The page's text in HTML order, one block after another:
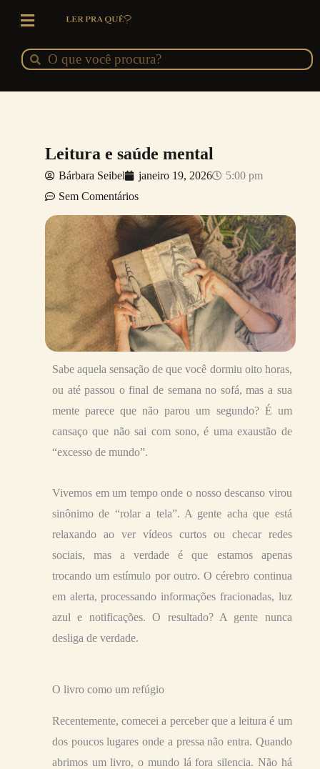
conteúdo
Pesquisar
Pesquisar
Leitura e saúde mental
Bárbara Seibel janeiro 19, 2026
5:00 pm
Sem Comentários
Sabe aquela sensação de que você dormiu oito horas,
ou até passou o final de semana no sofá, mas a sua
mente parece que não parou um segundo? É um
cansaço que não sai com sono, é uma exaustão de
“excesso de mundo”.
Vivemos em um tempo onde o nosso descanso virou
sinônimo de “rolar a tela”. A gente acha que está
relaxando ao ver vídeos curtos ou checar redes
sociais, mas a verdade é que estamos apenas
trocando um estímulo por outro. O cérebro continua
em alerta, processando informações fracionadas, luz
azul e notificações. O resultado? A gente nunca
desliga de verdade.
O livro como um refúgio
Recentemente, comecei a perceber que a leitura é um
dos poucos lugares onde a pressa não entra. Quando
abrimos um livro, o mundo lá fora silencia. Não há